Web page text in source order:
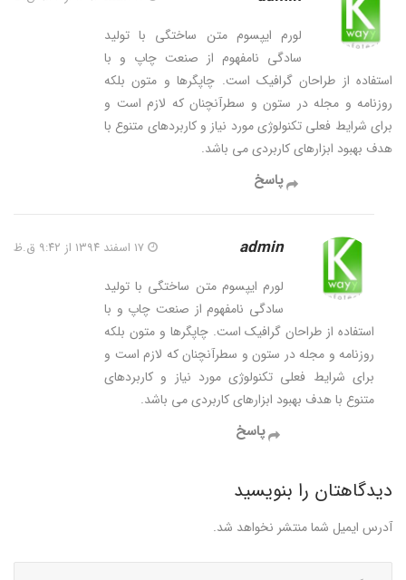
لورم ایپسوم متن ساختگی با تولید
سادگی نامفهوم از صنعت چاپ و با
استفاده از طراحان گرافیک است. چاپگرها و متون بلکه
روزنامه و مجله در ستون و سطرآنچنان که لازم است و
برای شرایط فعلی تکنولوژی مورد نیاز و کاربردهای متنوع با
هدف بهبود ابزارهای کاربردی می باشد.
پاسخ
admin
لورم ایپسوم متن ساختگی با تولید
سادگی نامفهوم از صنعت چاپ و با
استفاده از طراحان گرافیک است. چاپگرها و متون بلکه
روزنامه و مجله در ستون و سطرآنچنان که لازم است و
برای شرایط فعلی تکنولوژی مورد نیاز و کاربردهای
متنوع با هدف بهبود ابزارهای کاربردی می باشد.
پاسخ
دیدگاهتان را بنویسید
آدرس ایمیل شما منتشر نخواهد شد.